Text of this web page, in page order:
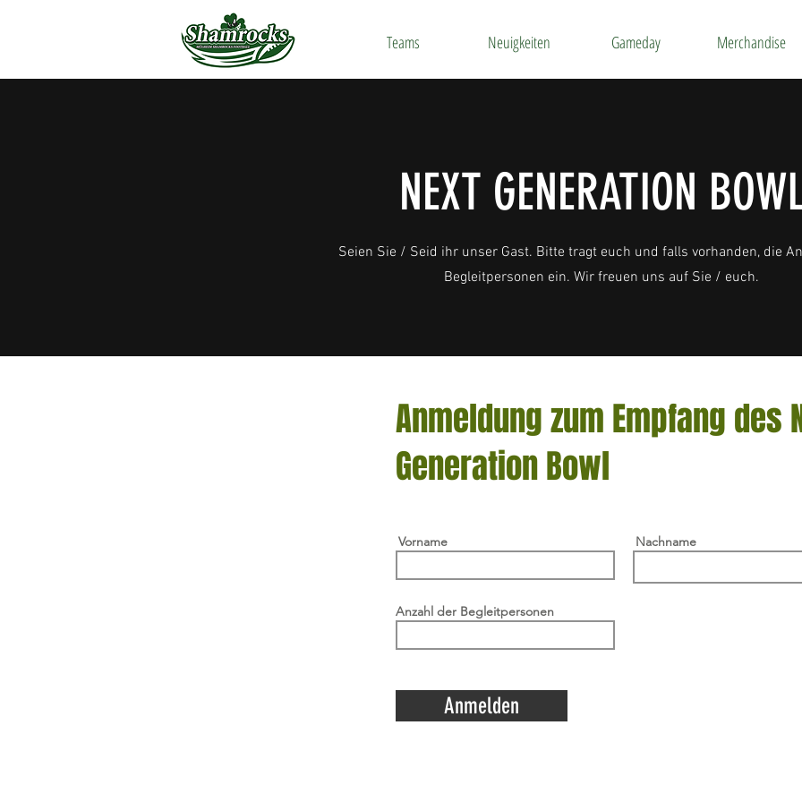
Teams Neuigkeiten Gameday Merchandise
NEXT GENERATION
Seien Sie / Seid ihr unser Gast. Bitte tragt euch und falls vorhanden, die
Begleitpersonen ein. Wir freuen uns auf Sie / euch.
Anmeldung zum Empfang des
Generation Bowl
Vorname Nachname
Anzahl der Begleitpersonen
Anmelden